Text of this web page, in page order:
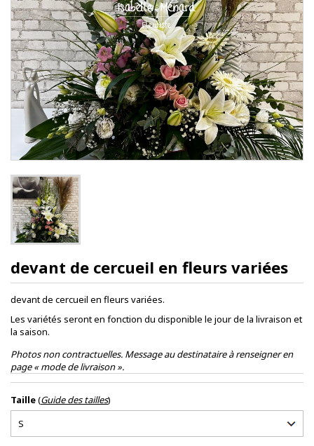
devant de cercueil en fleurs variées
devant de cercueil en fleurs variées.
Les variétés seront en fonction du disponible le jour de la livraison et
la saison.
Photos non contractuelles. Message au destinataire à renseigner en
page « mode de livraison ».
Taille(Guide des tailles)